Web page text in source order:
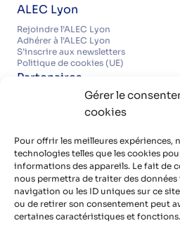
Gérer le
cookies
Pour offrir les meilleures expériences,
technologies telles que les cookies
informations des appareils. Le fait de
nous permettra de traiter des
navigation ou les ID uniques sur ce
ou de retirer son consentement peut
certaines caractéristiques et fonctions.
ALEC Lyon
Rejoindre l’ALEC Lyon
Adhérer à l’ALEC Lyon
S’inscrire aux newsletters
Politique de cookies (UE)
Partenaires
Découvrir nos partenaires, réseaux,
Infos pratiques
Politique de confidentialité
Contact
Organisme de formation certifié
Avec le soutien de